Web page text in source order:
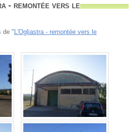
- remontée vers le
de " L'Ogliastra - remontée vers le